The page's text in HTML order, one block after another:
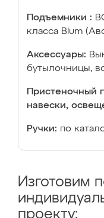
Подъемники :
класса Blum
Аксессуары:
бутылочницы,
Пристеночный
навески,
Ручки: по
Изготовим
проекту: